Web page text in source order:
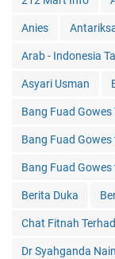
Anies
Arab - Indonesia
Asyari Usman
Bang Fuad Gowes
Bang Fuad
Bang Fuad
Berita Duka
Chat Fitnah
Dr Syahganda